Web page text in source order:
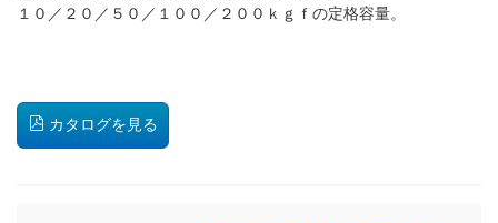
１０／２０／５０／１００／２００ｋｇｆの定格容量。
カタログを見る